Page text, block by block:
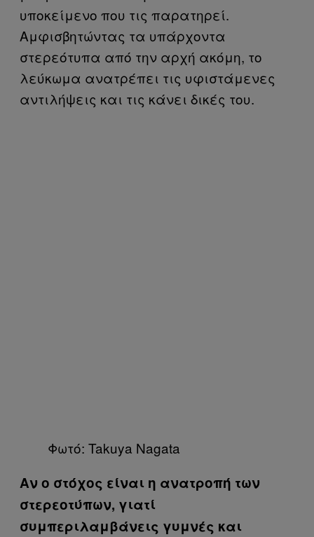
υποκείμενο που τις παρατηρεί.
Αμφισβητώντας τα υπάρχοντα
στερεότυπα από την αρχή ακόμη, το
λεύκωμα ανατρέπει τις υφιστάμενες
αντιλήψεις και τις κάνει δικές του.
Φωτό: Takuya Nagata
Αν ο στόχος είναι η ανατροπή των
στερεοτύπων, γιατί
συμπεριλαμβάνεις γυμνές και